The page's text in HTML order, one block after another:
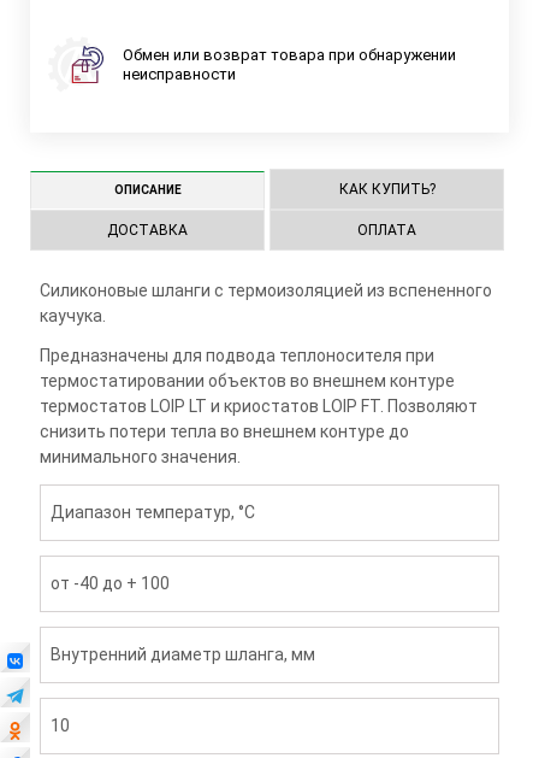
Обмен или возврат товара при обнаружении
неисправности
ОПИСАНИЕ КАК КУПИТЬ?
ДОСТАВКА ОПЛАТА
Силиконовые шланги с термоизоляцией из вспененного
каучука.
Предназначены для подвода теплоносителя при
термостатировании объектов во внешнем контуре
термостатов LOIP LT и криостатов LOIP FT. Позволяют
снизить потери тепла во внешнем контуре до
минимального значения.
Диапазон температур, °С
от -40 до + 100
Внутренний диаметр шланга, мм
10